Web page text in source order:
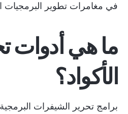
في مغامرات تطوير البرمجيات
ما هي أدوات
الأكواد؟
برامج تحرير الشيفرات